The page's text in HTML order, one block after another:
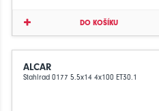
DO KOŠÍKU
ALCAR
Stahlrad 0177 5.5x14 4x100 ET30.1